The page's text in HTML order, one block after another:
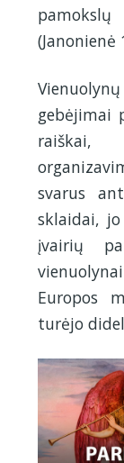
(Janonienė
gebėjimai
svarus
sklaidai,
įvairių
Europos
turėjo